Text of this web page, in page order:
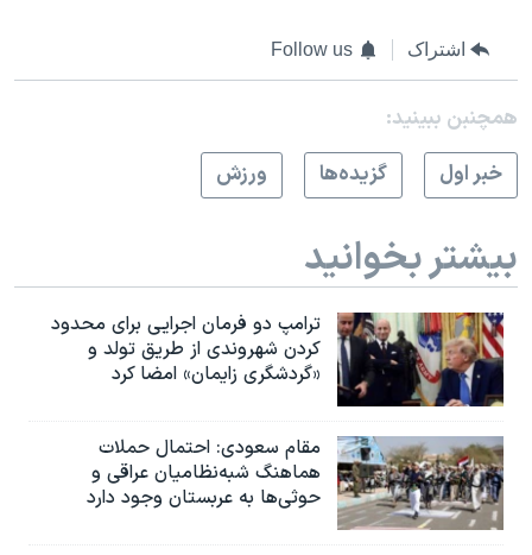
اشتراک Follow us
همچنبن ببینید:
خبر اول
گزيده‌ها ورزش
بیشتر بخوانید
ترامپ دو فرمان اجرایی برای محدود
کردن شهروندی از طریق تولد و
«گردشگری زایمان» امضا کرد
مقام سعودی: احتمال حملات
هماهنگ شبه‌نظامیان عراقی و
حوثی‌ها به عربستان وجود دارد